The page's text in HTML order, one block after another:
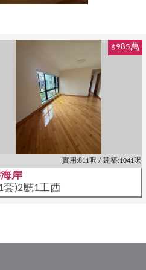
$985萬
實用:811呎 / 建築:1041呎
岸
套)2廳1工西